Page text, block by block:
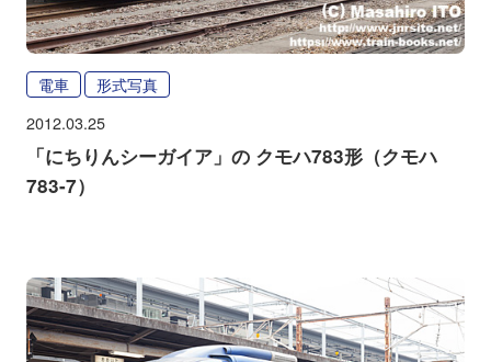
電車 形式写真
2012.03.25
「にちりんシーガイア」の クモハ783形（クモハ
783-7）